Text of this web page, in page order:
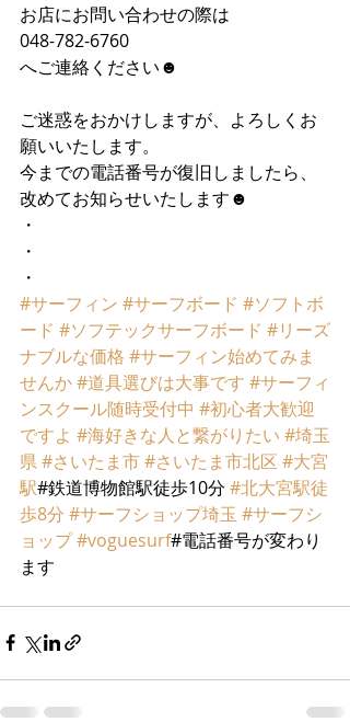
お店にお問い合わせの際は
048-782-6760
へご連絡ください☻
ご迷惑をおかけしますが、よろしくお
願いいたします。
今までの電話番号が復旧しましたら、
改めてお知らせいたします☻
・
・
・
#サーフィン #サーフボード #ソフトボ
ード #ソフテックサーフボード #リーズ
ナブルな価格 #サーフィン始めてみま
せんか#道具選びは大事です #サーフィ
ンスクール随時受付中 #初心者大歓迎
ですよ #海好きな人と繋がりたい #埼玉
県#さいたま市#さいたま市北区 #大宮
駅#鉄道博物館駅徒歩10分 #北大宮駅徒
歩8分 #サーフショップ埼玉 #サーフシ
ョップ#voguesurf#電話番号が変わり
ます